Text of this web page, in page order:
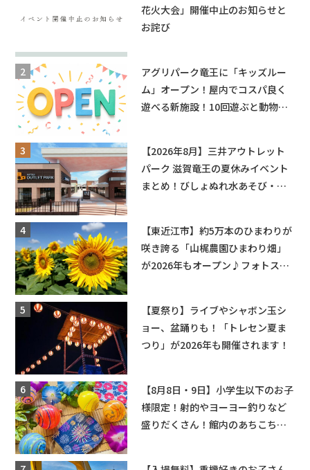
花火大会」開催中止のお知らせと
お詫び
アグリパーク竜王に「キッズルー
ム」オープン！屋内でコスパ良く
遊べる新施設！10回遊ぶと動物触
【2026年8月】三井アウトレット
パーク 滋賀竜王の夏休みイベント
まとめ！びしょぬれ水あそび・激
【東近江市】約5万本のひまわりが
咲き誇る「山梶農園ひまわり畑」
が2026年もオープン♪フォトスポ
【夏祭り】ライブやシャボン玉シ
ョー、盆踊りも！「トレセン夏ま
つり」が2026年も開催されます！
【8月8日・9日】小学生以下のお子
様限定！射的やヨーヨー釣りなど
盛りだくさん！館内のあちこちに